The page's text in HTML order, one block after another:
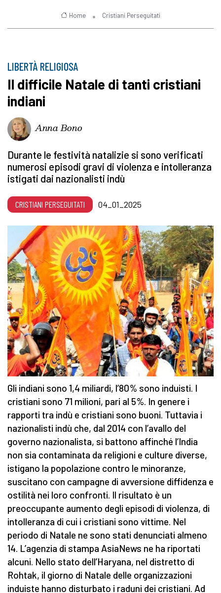
Home Cristiani Perseguitati
LIBERTÀ RELIGIOSA
Il difficile Natale di tanti cristiani
indiani
Anna Bono
Durante le festività natalizie si sono verificati
numerosi episodi gravi di violenza e intolleranza
istigati dai nazionalisti indù
CRISTIANI PERSEGUITATI 04_01_2025
Gli indiani sono 1,4 miliardi, l’80% sono induisti. I
cristiani sono 71 milioni, pari al 5%. In genere i
rapporti tra indù e cristiani sono buoni. Tuttavia i
nazionalisti indù che, dal 2014 con l’avallo del
governo nazionalista, si battono affinché l’India
non sia contaminata da religioni e culture diverse,
istigano la popolazione contro le minoranze,
suscitano con campagne di avversione diffidenza e
ostilità nei loro confronti. Il risultato è un
preoccupante aumento degli episodi di violenza, di
intolleranza di cui i cristiani sono vittime. Nel
periodo di Natale ne sono stati denunciati almeno
14. L’agenzia di stampa AsiaNews ne ha riportati
alcuni. Nello stato dell’Haryana, nel distretto di
Rohtak, il giorno di Natale delle organizzazioni
induiste hanno disturbato i raduni dei cristiani. Ad